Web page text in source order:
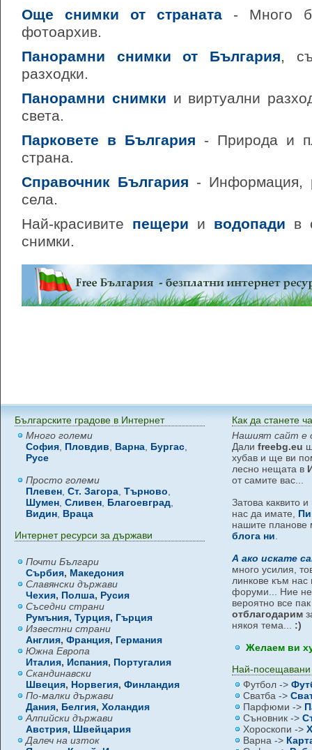
Още снимки от страната- Много
фотоархив.
Панорамни снимки от България,
разходки.
Панорамни снимки и виртуални
света.
Парковете в България - Природа и
страна.
Справочник България - Информация,
села.
Най-красивите пещери и водопади в
снимки.
Българските градове в Интернет
Много големи
София, Пловдив, Варна, Бургас,
Русе
Просто големи
Плевен, Ст. Загора, Търново,
Шумен, Сливен, Благоевград,
Видин, Враца
Интернет ресурси за държави
Почти Българи
Сърбия, Македония
Славянски държави
Чехия, Полша, Русия
Съседни страни
Румъния, Турция, Гърция
Известни страни
Англия, Франция, Германия
Южна Европа
Италия, Испания, Португалия
Скандинавски
Швеция, Норвегия, Финландия
По-малки държави
Дания, Белгия, Холандия
Алпийски държави
Австрия, Швейцария
Далеч на изток
Как да станете
Нашият сайт е
Далиfreebg.eu
хубав и ще ви
лесно нещата в
от самите вас...
Затова каквито и
нас да имате,
нашите планове
блога ни.
А ако искате
много усилия,
линкове към нас
форуми... Ние не
вероятно все
отблагодарим
някоя тема... :)
Желаем ви
Най-посещавани
Футбол ->
Сватба ->
Парфюми ->
Съновник ->
Хороскопи ->
Варна ->